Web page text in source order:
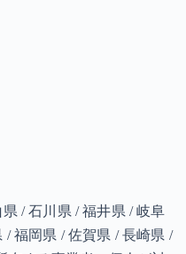
/ 石川県 / 福井県 / 岐阜
/ 福岡県 / 佐賀県 / 長崎県 /